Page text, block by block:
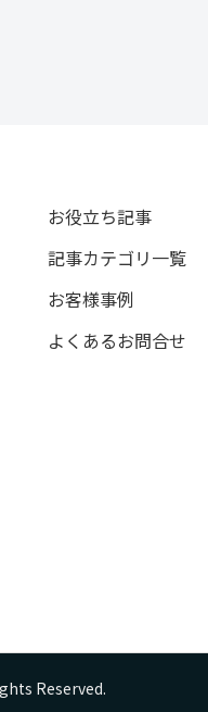
お役立ち記事
記事カテゴリ一覧
お客様事例
よくあるお問合せ
Reserved.